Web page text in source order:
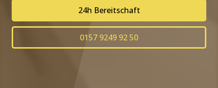
24h Bereitschaft
0157 9249 92 50